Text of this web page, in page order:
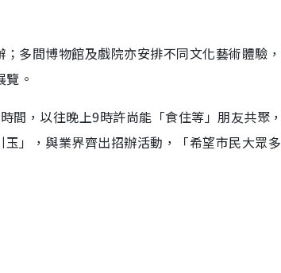
多間博物館及戲院亦安排不同文化藝術體驗
。
間，以往晚上9時許尚能「食住等」朋友共聚
」，與業界齊出招辦活動，「希望市民大眾多